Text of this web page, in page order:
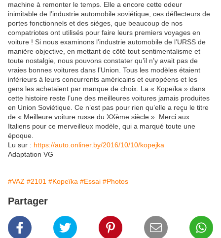
machine à remonter le temps. Elle a encore cette odeur
inimitable de l’industrie automobile soviétique, ces déflecteurs de
portes fonctionnels et des sièges, que beaucoup de nos
compatriotes ont utilisés pour faire leurs premiers voyages en
voiture ! Si nous examinons l’industrie automobile de l’URSS de
manière objective, en mettant de côté tout sentimentalisme et
toute nostalgie, nous pouvons constater qu’il n’y avait pas de
vraies bonnes voitures dans l’Union. Tous les modèles étaient
inférieurs à leurs concurrents américains et européens et les
gens les achetaient par manque de choix. La « Kopeïka » dans
cette histoire reste l’une des meilleures voitures jamais produites
en Union Soviétique. Ce n’est pas pour rien qu’elle a reçu le titre
de « Meilleure voiture russe du XXème siècle ». Merci aux
Italiens pour ce merveilleux modèle, qui a marqué toute une
époque.
Lu sur : https://auto.onliner.by/2016/10/10/kopejka
Adaptation VG
#VAZ #2101 #Kopeïka #Essai #Photos
Partager